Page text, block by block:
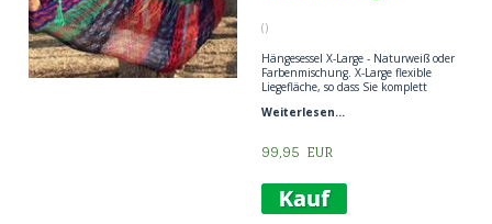
()
Hängesessel X-Large - Naturweiß oder
Farbenmischung. X-Large flexible
Liegefläche, so dass Sie komplett
Beliebter Hängesessel bei
Weiterlesen...
99,95 EUR